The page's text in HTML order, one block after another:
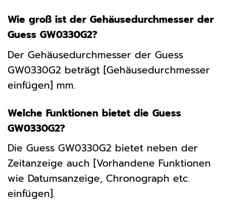
Wie groß ist der Gehäusedurchmesser der
Guess GW0330G2?
Der Gehäusedurchmesser der Guess
GW0330G2 beträgt [Gehäusedurchmesser
einfügen] mm.
Welche Funktionen bietet die Guess
GW0330G2?
Die Guess GW0330G2 bietet neben der
Zeitanzeige auch [Vorhandene Funktionen
wie Datumsanzeige, Chronograph etc.
einfügen].